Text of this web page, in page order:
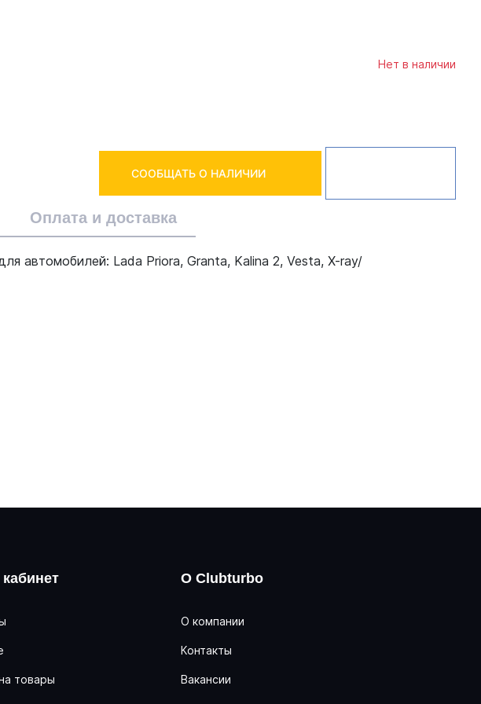
Нет в наличии
СООБЩАТЬ О НАЛИЧИИ
Оплата и доставка
автомобилей: Lada Priora, Granta, Kalina 2, Vesta, X-ray/
товары
О Clubturbo
О компании
Контакты
Вакансии